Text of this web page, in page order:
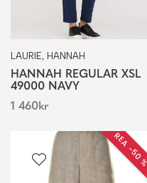
LAURIE, HANNAH
HANNAH REGULAR XSL
49000 NAVY
1 460kr
REA